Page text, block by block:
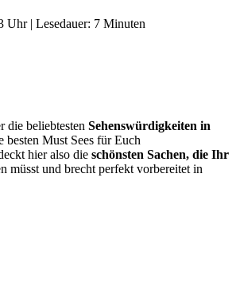
Uhr| Lesedauer: 7 Minuten
die beliebtesten Sehenswürdigkeiten in
besten Must Sees für Euch
hier also die schönsten Sachen, die Ihr
müsst und brecht perfekt vorbereitet in